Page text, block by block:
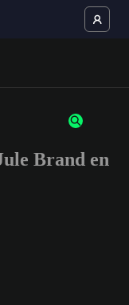
o números.
Brand en